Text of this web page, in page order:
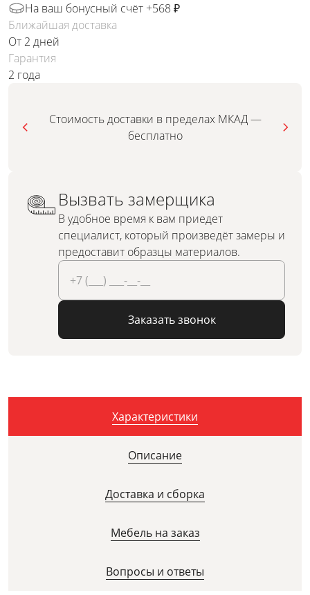
На ваш бонусный счёт +568 ₽
Ближайшая доставка
От 2 дней
Гарантия
2 года
Стоимость доставки в пределах МКАД —
бесплатно
Вызвать замерщика
В удобное время к вам приедет
специалист, который произведёт замеры и
предоставит образцы материалов.
Заказать звонок
Характеристики
Описание
Доставка и сборка
Мебель на заказ
Вопросы и ответы